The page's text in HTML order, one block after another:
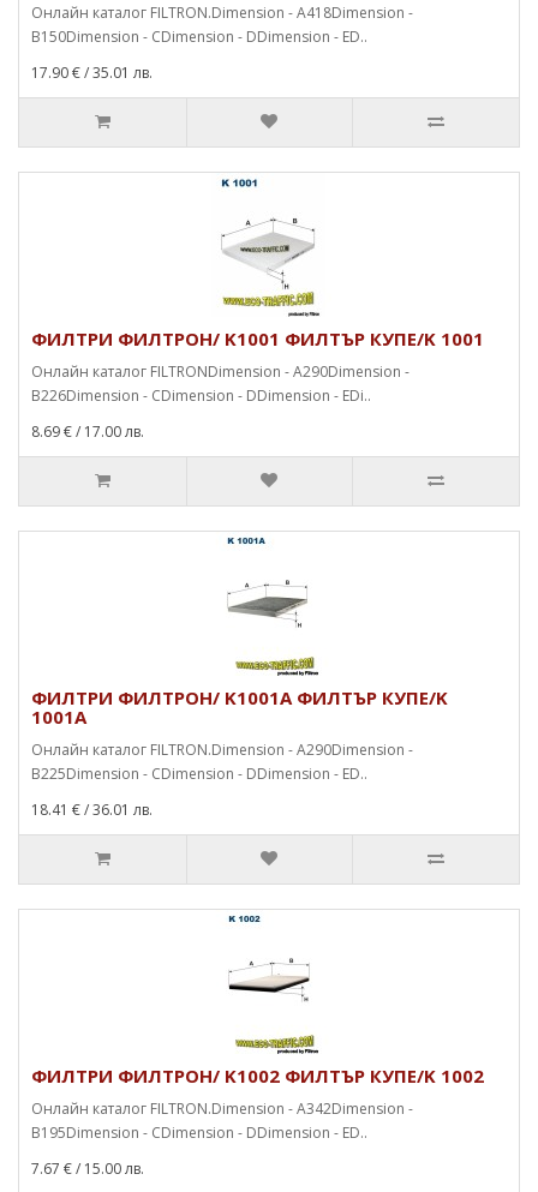
Онлайн каталог FILTRON.Dimension - A418Dimension -
B150Dimension - CDimension - DDimension - ED..
17.90 €/ 35.01 лв.
ФИЛТРИ ФИЛТРОН/ K1001 ФИЛТЪР КУПЕ/K 1001
Онлайн каталог FILTRONDimension - A290Dimension -
B226Dimension - CDimension - DDimension - EDi..
8.69 €/ 17.00 лв.
ФИЛТРИ ФИЛТРОН/ K1001A ФИЛТЪР КУПЕ/K
1001A
Онлайн каталог FILTRON.Dimension - A290Dimension -
B225Dimension - CDimension - DDimension - ED..
18.41 €/ 36.01 лв.
ФИЛТРИ ФИЛТРОН/ K1002 ФИЛТЪР КУПЕ/K 1002
Онлайн каталог FILTRON.Dimension - A342Dimension -
B195Dimension - CDimension - DDimension - ED..
7.67 €/ 15.00 лв.